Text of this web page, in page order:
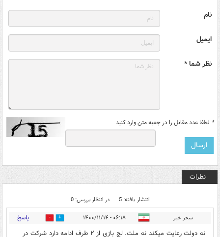
نام
ایمیل
نظر شما *
* لطفا عدد مقابل را در جعبه متن وارد کنید
نظرات
انتشار یافته: 5 در انتظار بررسی: 0
سحر خير ۰۶:۱۸ - ۱۴۰۰/۱۱/۱۴ 5 پاسخ
نه دولت رعايت ميكند نه ملت. لج بازى از ٢ طرف ادامه دارد شركت در